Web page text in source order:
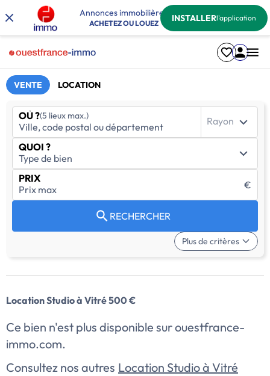
Annonces immobilières
ACHETEZ OU LOUEZ INSTALLERl'application
VENTE LOCATION
OÙ ?(5 lieux max.) Rayon
QUOI ?
PRIX
€
RECHERCHER
Plus de critères
Location Studio à Vitré 500 €
Ce bien n'est plus disponible sur ouestfrance-
immo.com.
Consultez nos autres Location Studio à Vitré